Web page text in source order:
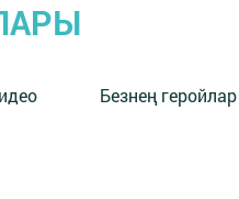
Безнең геройлар